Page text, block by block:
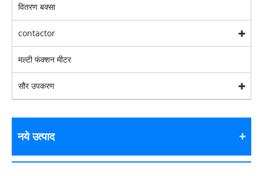
वितरण बक्सा
contactor
मल्टी फंक्शन मीटर
सौर उपकरण
नये उत्पाद